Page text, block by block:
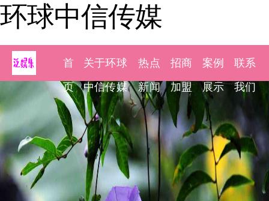
环球中信传媒
首
页
关于环球
中信传媒
热点
新闻
招商
加盟
案例
展示
联系
我们